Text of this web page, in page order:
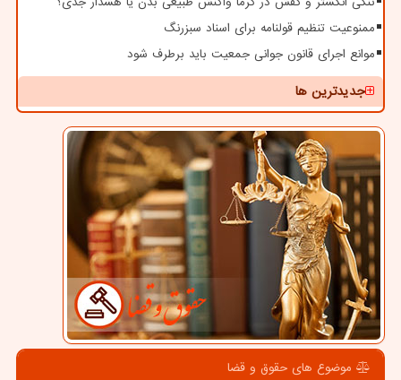
ممنوعیت تنظیم قولنامه برای اسناد سبزرنگ
موانع اجرای قانون جوانی جمعیت باید برطرف شود
جدیدترین ها
موضوع های حقوق و قضا